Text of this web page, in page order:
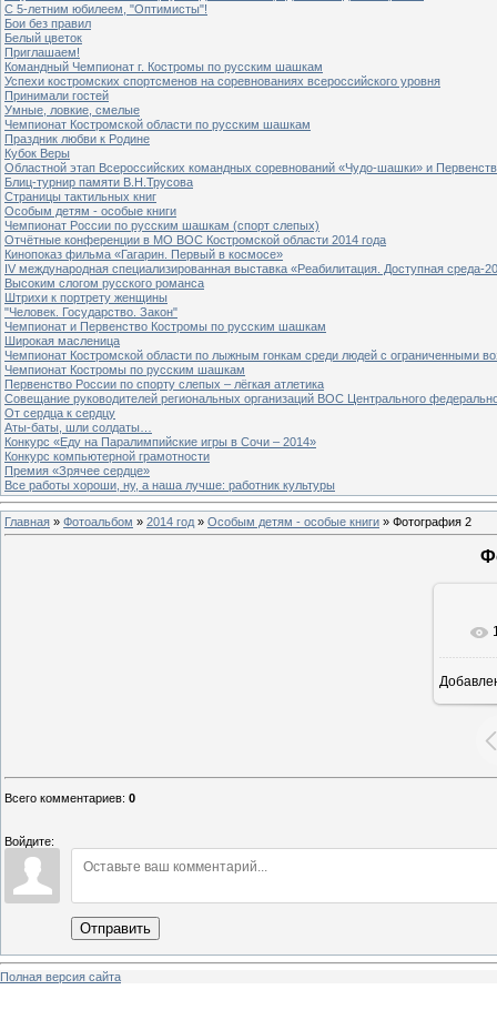
С 5-летним юбилеем, "Оптимисты"!
Бои без правил
Белый цветок
Приглашаем!
Командный Чемпионат г. Костромы по русским шашкам
Успехи костромских спортсменов на соревнованиях всероссийского уровня
Принимали гостей
Умные, ловкие, смелые
Чемпионат Костромской области по русским шашкам
Праздник любви к Родине
Кубок Веры
Областной этап Всероссийских командных соревнований «Чудо-шашки» и
Блиц-турнир памяти В.Н.Трусова
Страницы тактильных книг
Особым детям - особые книги
Чемпионат России по русским шашкам (спорт слепых)
Отчётные конференции в МО ВОС Костромской области 2014 года
Кинопоказ фильма «Гагарин. Первый в космосе»
IV международная специализированная выставка «Реабилитация. Доступная среда-
Высоким слогом русского романса
Штрихи к портрету женщины
"Человек. Государство. Закон"
Чемпионат и Первенство Костромы по русским шашкам
Широкая масленица
Чемпионат Костромской области по лыжным гонкам среди людей с ограниченными
Чемпионат Костромы по русским шашкам
Первенство России по спорту слепых – лёгкая атлетика
Совещание руководителей региональных организаций ВОС Центрального
От сердца к сердцу
Аты-баты, шли солдаты…
Конкурс «Еду на Паралимпийские игры в Сочи – 2014»
Конкурс компьютерной грамотности
Премия «Зрячее сердце»
Все работы хороши, ну, а наша лучше: работник культуры
Главная » Фотоальбом » 2014 год » Особым детям - особые книги » Фотография 2
Всего комментариев: 0
Войдите:
Отправить
Полная версия сайта